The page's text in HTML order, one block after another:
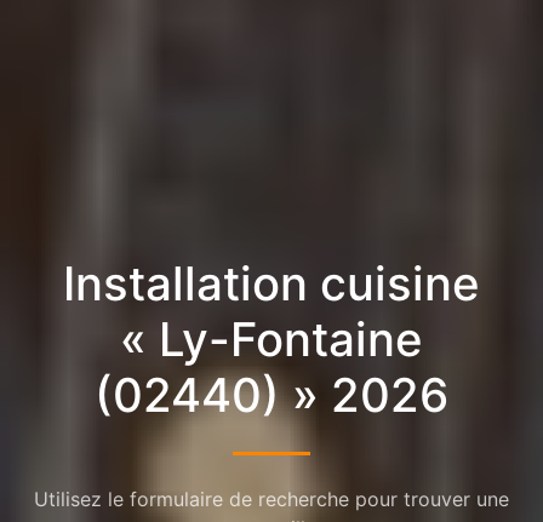
Installation cuisine
« Ly-Fontaine
(02440) » 2026
Utilisez le formulaire de recherche pour trouver une